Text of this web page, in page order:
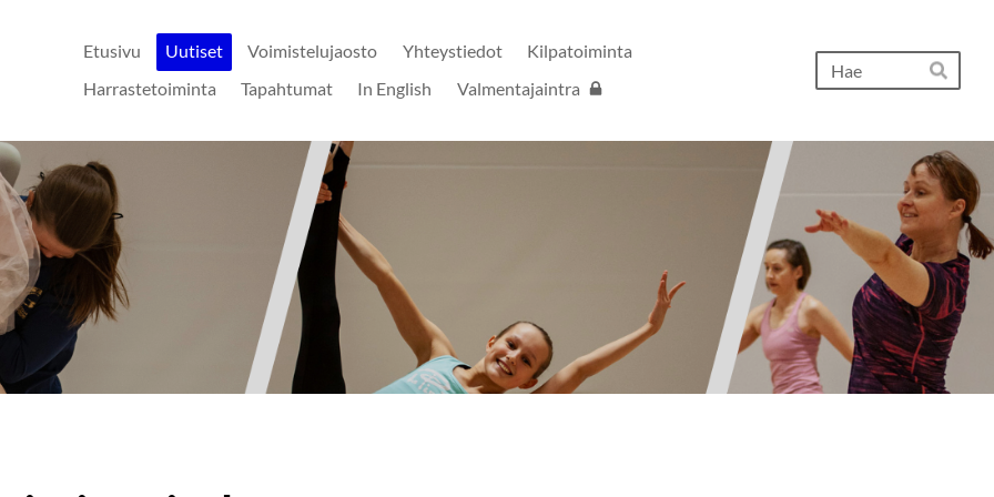
Etusivu Uutiset Voimistelujaosto Yhteystiedot
Kilpatoiminta
Harrastetoiminta
Tapahtumat In English Valmentajaintra Hae